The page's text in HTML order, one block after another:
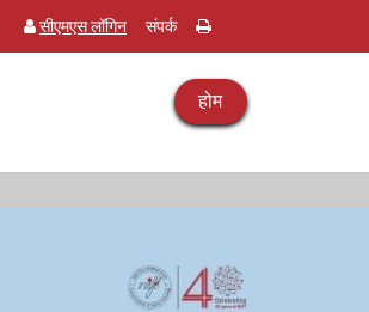
सीएमएस लॉगिन संपर्क
होम